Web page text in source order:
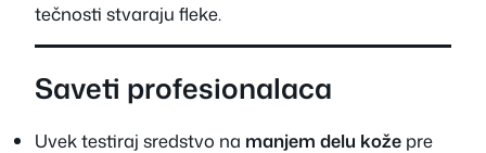
tečnosti stvaraju fleke.
Saveti profesionalaca
Uvek testiraj sredstvo na manjem delu kože pre